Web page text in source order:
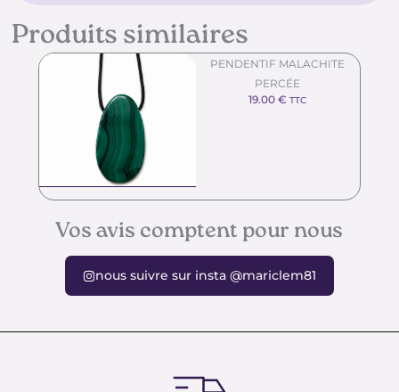
Produits similaires
PENDENTIF MALACHITE
PERCÉE
19.00€ TTC
Vos avis comptent pour nous
nous suivre sur insta @mariclem81